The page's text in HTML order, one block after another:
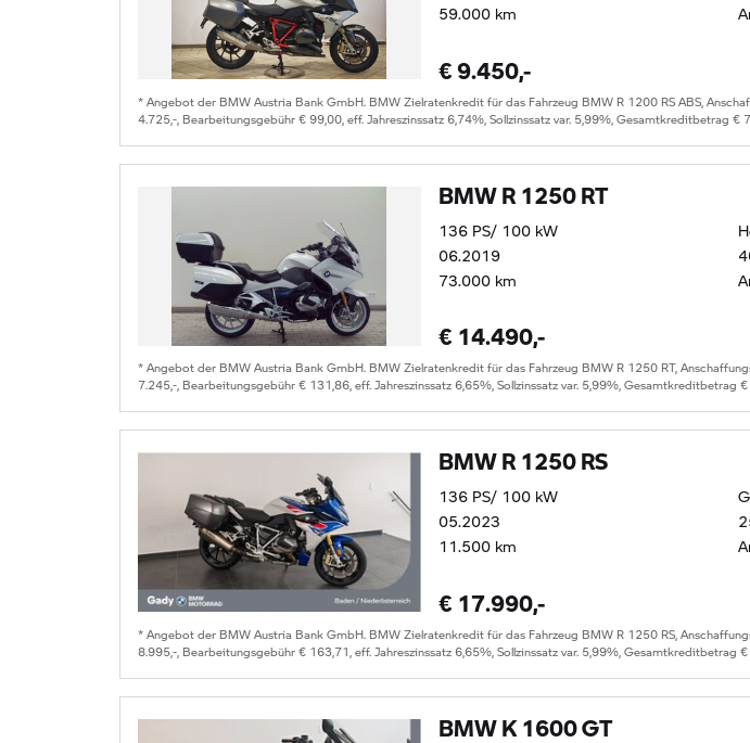
59.000 km
€ 9.450,-
* Angebot der BMW Austria Bank GmbH. BMW Zielratenkredit für das Fahrzeug BMW R 1200 RS ABS,
4.725,-, Bearbeitungsgebühr € 99,00, eff. Jahreszinssatz 6,74%, Sollzinssatz var. 5,99%, Gesamtkreditbetrag
BMW R 1250 RT
136 PS/ 100 kW
06.2019
73.000 km
€ 14.490,-
* Angebot der BMW Austria Bank GmbH. BMW Zielratenkredit für das Fahrzeug BMW R 1250 RT,
7.245,-, Bearbeitungsgebühr € 131,86, eff. Jahreszinssatz 6,65%, Sollzinssatz var. 5,99%,
BMW R 1250 RS
136 PS/ 100 kW
05.2023
11.500 km
€ 17.990,-
* Angebot der BMW Austria Bank GmbH. BMW Zielratenkredit für das Fahrzeug BMW R 1250 RS,
8.995,-, Bearbeitungsgebühr € 163,71, eff. Jahreszinssatz 6,65%, Sollzinssatz var. 5,99%,
BMW K 1600 GT